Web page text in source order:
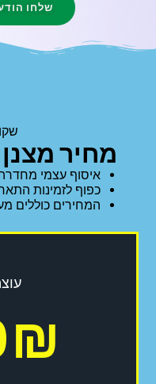
שלחו
מחיר
איסוף עצמי
כפוף לזמינות
המחירים כוללים
₪